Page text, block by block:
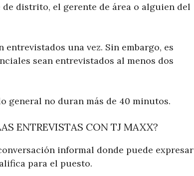
distrito, el gerente de área o alguien del
una vez. Sin embargo, es
sean entrevistados al menos dos
general no duran más de 40 minutos.
ENTREVISTAS CON TJ MAXX?
informal donde puede expresar
para el puesto.